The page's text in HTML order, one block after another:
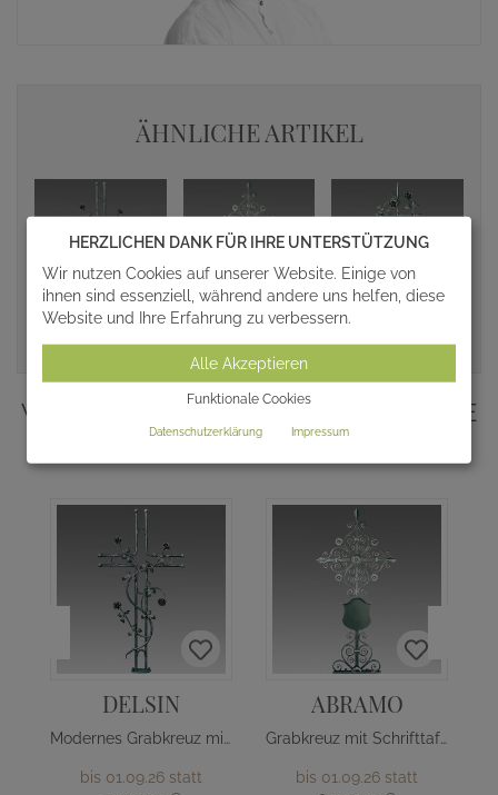
ÄHNLICHE ARTIKEL
Alle anzeigen
WEITERE INTERESSANTE GRABKREUZE
AUS UNSEREM SORTIMENT:
DELSIN
Modernes Grabkreuz mit Rosenranke
bis 01.09.26 statt
ABRAMO
Grabkreuz mit Schrifttafel
bis 01.09.26 statt
HERZLICHEN DANK FÜR IHRE UNTERSTÜTZUNG
Wir nutzen Cookies auf unserer Website. Einige von
ihnen sind essenziell, während andere uns helfen, diese
Website und Ihre Erfahrung zu verbessern.
Alle Akzeptieren
Funktionale Cookies
Datenschutzerklärung Impressum